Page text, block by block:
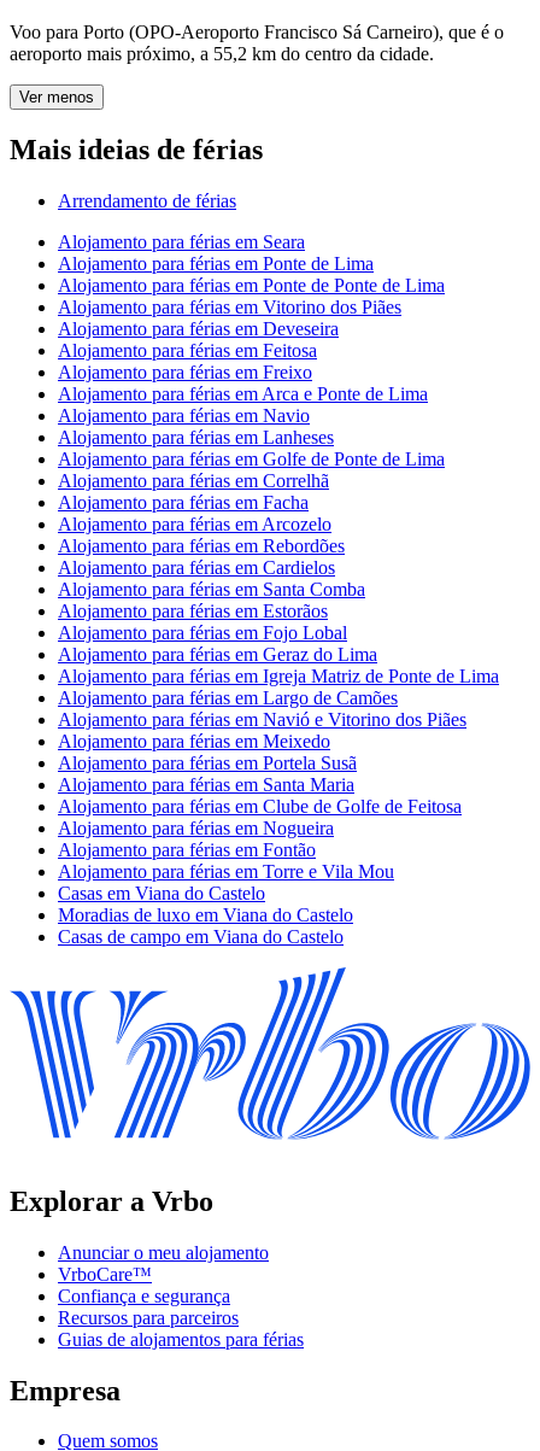
Voo para Porto (OPO-Aeroporto Francisco Sá Carneiro), que é o
aeroporto mais próximo, a 55,2 km do centro da cidade.
Ver menos
Mais ideias de férias
Arrendamento de férias
Alojamento para férias em Seara
Alojamento para férias em Ponte de Lima
Alojamento para férias em Ponte de Ponte de Lima
Alojamento para férias em Vitorino dos Piães
Alojamento para férias em Deveseira
Alojamento para férias em Feitosa
Alojamento para férias em Freixo
Alojamento para férias em Arca e Ponte de Lima
Alojamento para férias em Navio
Alojamento para férias em Lanheses
Alojamento para férias em Golfe de Ponte de Lima
Alojamento para férias em Correlhã
Alojamento para férias em Facha
Alojamento para férias em Arcozelo
Alojamento para férias em Rebordões
Alojamento para férias em Cardielos
Alojamento para férias em Santa Comba
Alojamento para férias em Estorãos
Alojamento para férias em Fojo Lobal
Alojamento para férias em Geraz do Lima
Alojamento para férias em Igreja Matriz de Ponte de Lima
Alojamento para férias em Largo de Camões
Alojamento para férias em Navió e Vitorino dos Piães
Alojamento para férias em Meixedo
Alojamento para férias em Portela Susã
Alojamento para férias em Santa Maria
Alojamento para férias em Clube de Golfe de Feitosa
Alojamento para férias em Nogueira
Alojamento para férias em Fontão
Alojamento para férias em Torre e Vila Mou
Casas em Viana do Castelo
Moradias de luxo em Viana do Castelo
Casas de campo em Viana do Castelo
Explorar a Vrbo
Anunciar o meu alojamento
VrboCare™
Confiança e segurança
Recursos para parceiros
Guias de alojamentos para férias
Empresa
Quem somos